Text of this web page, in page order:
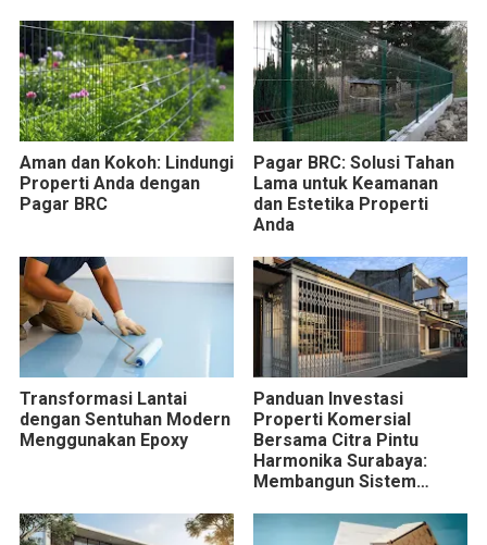
Aman dan Kokoh: Lindungi
Properti Anda dengan
Pagar BRC
Pagar BRC: Solusi Tahan
Lama untuk Keamanan
dan Estetika Properti
Anda
Transformasi Lantai
dengan Sentuhan Modern
Menggunakan Epoxy
Panduan Investasi
Properti Komersial
Bersama Citra Pintu
Harmonika Surabaya:
Membangun Sistem
Tangguh